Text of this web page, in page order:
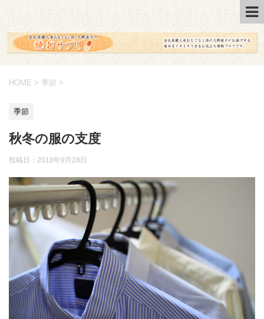
HOME > 季節 >
季節
秋冬の服の支度
投稿日：2018年9月28日